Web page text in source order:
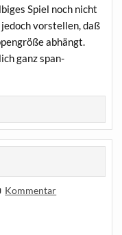
Spiel noch nicht
vor­stel­len, daß
abhängt.
ganz span­
Kommentar